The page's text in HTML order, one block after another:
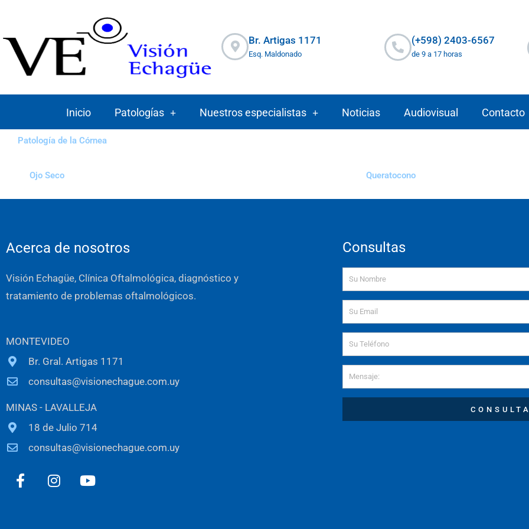
Br. Artigas 1171
Esq. Maldonado
(+598) 2403-6567
de 9 a 17 horas
Inicio Patologías Nuestros especialistas Noticias Audiovisual Contacto
Patología de la Córnea
Ojo Seco Queratocono
Acerca de nosotros
Visión Echagüe, Clínica Oftalmológica, diagnóstico y
tratamiento de problemas oftalmológicos.
MONTEVIDEO
Br. Gral. Artigas 1171
consultas@visionechague.com.uy
MINAS - LAVALLEJA
18 de Julio 714
consultas@visionechague.com.uy
F
a
I
n
Y
o
Consultas
Name
Email
Mensaje